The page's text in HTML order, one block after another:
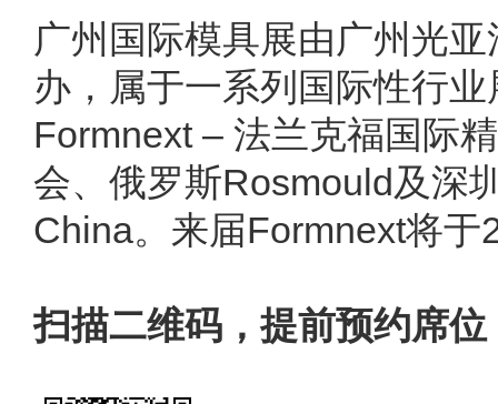
广州国际模具展由广州光
办，属于一系列国际性行
Formnext – 法兰克福国际
会、俄罗斯Rosmould及深
China。来届Formnext将
扫描二维码 ，提前预约席位